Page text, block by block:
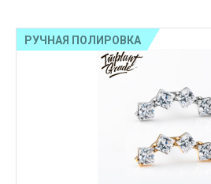
РУЧНАЯ ПОЛИРОВКА